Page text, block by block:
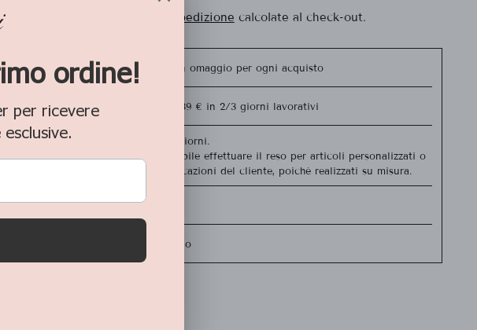
Spese di spedizione calcolate al check-out.
Confezione e shopper in omaggio per ogni acquisto
Spedizione gratuita da 39 € in 2/3 giorni lavorativi
Reso gratuito entro 15 giorni.
Attenzione: non è possibile effettuare il reso per articoli personalizzati o
modificati secondo indicazioni del cliente, poiché realizzati su misura.
Pagamenti sicuri
Ritiro gratuito in negozio